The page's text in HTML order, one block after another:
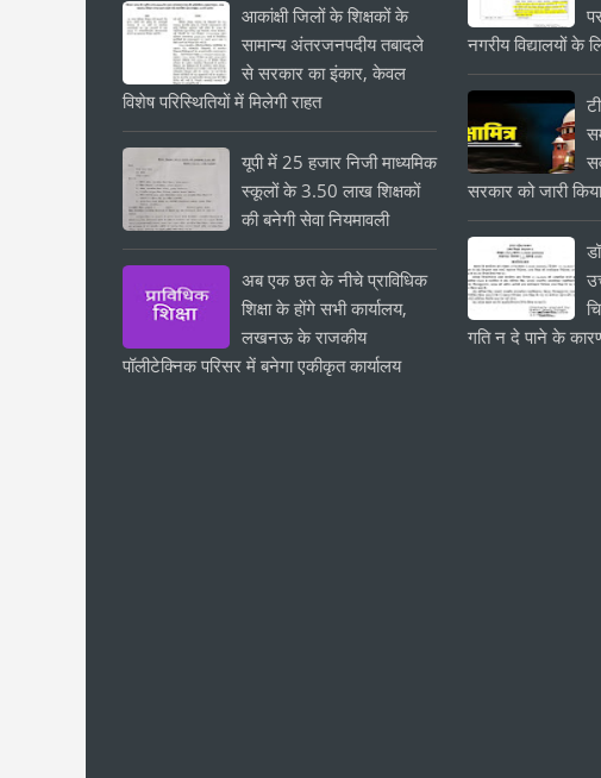
आकांक्षी जिलों के शिक्षकों के
सामान्य अंतरजनपदीय तबादले
से सरकार का इंकार, केवल
विशेष परिस्थितियों में मिलेगी राहत
यूपी में 25 हजार निजी माध्यमिक
स्कूलों के 3.50 लाख शिक्षकों
की बनेगी सेवा नियमावली
अब एक छत के नीचे प्राविधिक
शिक्षा के होंगे सभी कार्यालय,
लखनऊ के राजकीय
पॉलीटेक्निक परिसर में बनेगा एकीकृत कार्यालय
नगरीय विद्यालयों के
सरकार को जारी
गति न दे पाने के